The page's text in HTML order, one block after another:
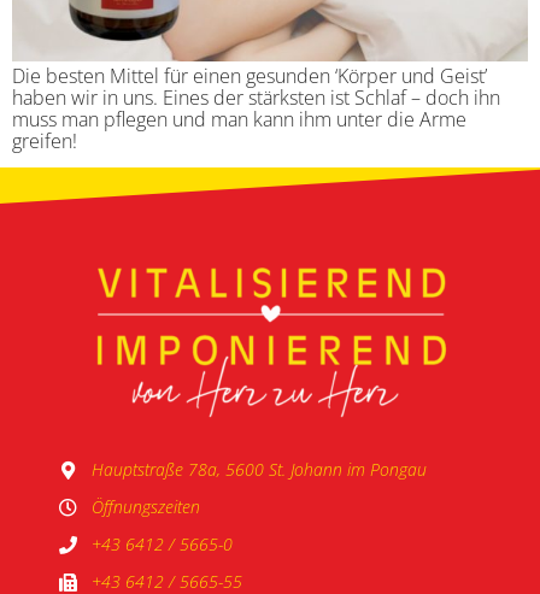
Die besten Mittel für einen gesunden ‘Körper und Geist’
haben wir in uns. Eines der stärksten ist Schlaf – doch ihn
muss man pflegen und man kann ihm unter die Arme
greifen!
Hauptstraße 78a, 5600 St. Johann im Pongau
Öffnungszeiten
+43 6412 / 5665-0
+43 6412 / 5665-55